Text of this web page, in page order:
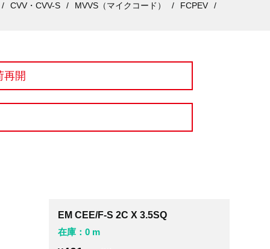
CVV・CVV-S
MVVS（マイクコード） FCPEV
再開
EM CEE/F-S 2C X 3.5SQ
在庫：0 m